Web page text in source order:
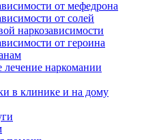
от мефедрона
от солей
наркозависимости
от героина
лечение наркомании
в клинике и на дому